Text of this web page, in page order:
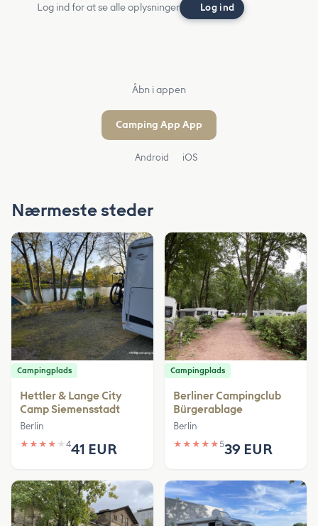
Log ind for at se alle oplysninger Log ind
Åbn i appen
Camping App App
Android iOS
Nærmeste steder
Campingplads
Hettler & Lange City
Camp Siemensstadt
Berlin
★ ★ ★ ★ ★ 441 EUR
Campingplads
Berliner Campingclub
Bürgerablage
Berlin
★ ★ ★ ★ ★539 EUR